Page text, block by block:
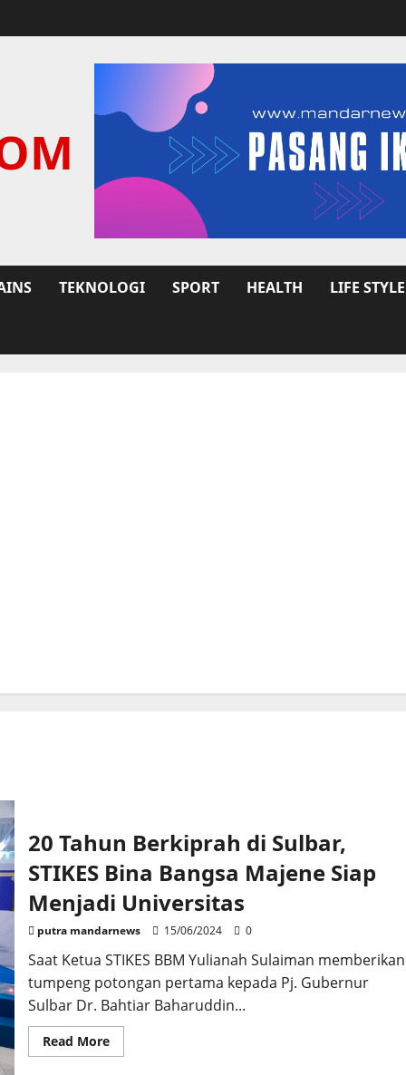
TEKNOLOGI SPORT HEALTH LIFE STYLE
20 Tahun Berkiprah di Sulbar,
STIKES Bina Bangsa Majene Siap
Menjadi Universitas
putra mandarnews 15/06/2024 0
Saat Ketua STIKES BBM Yulianah Sulaiman memberikan
tumpeng potongan pertama kepada Pj. Gubernur
Sulbar Dr. Bahtiar Baharuddin...
Read MoreRead
more